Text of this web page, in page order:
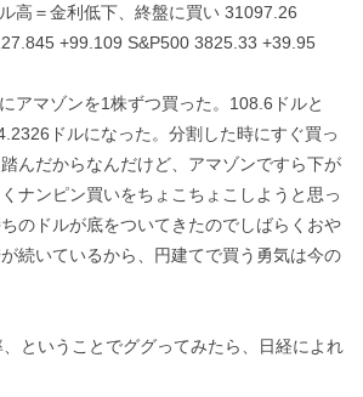
高＝金利低下、終盤に買い 31097.26
+99.109 S&P500 3825.33 +39.95
アマゾンを1株ずつ買った。108.6ドルと
ドルになった。分割した時にすぐ買っ
んだからなんだけど、アマゾンですら下が
ナンピン買いをちょこちょこしようと思っ
のドルが底をついてきたのでしばらくおや
続いているから、円建てで買う勇気は今の
、ということでググってみたら、日経によれ